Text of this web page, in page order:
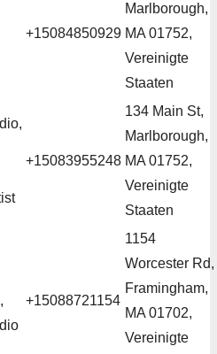
+15084850929
Marlborough,
MA 01752,
Vereinigte
Staaten
+15083955248
134 Main St,
Marlborough,
MA 01752,
Vereinigte
Staaten
+15088721154
1154
Worcester Rd,
Framingham,
MA 01702,
Vereinigte